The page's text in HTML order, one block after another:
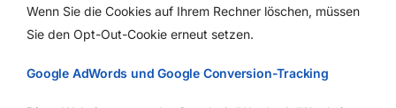
Wenn Sie die Cookies auf Ihrem Rechner löschen, müssen
Sie den Opt-Out-Cookie erneut setzen.
Google AdWords und Google Conversion-Tracking